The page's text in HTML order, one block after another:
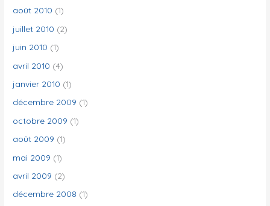
août 2010 (1)
juillet 2010 (2)
juin 2010 (1)
avril 2010 (4)
janvier 2010 (1)
décembre 2009 (1)
octobre 2009 (1)
août 2009 (1)
mai 2009 (1)
avril 2009 (2)
décembre 2008 (1)